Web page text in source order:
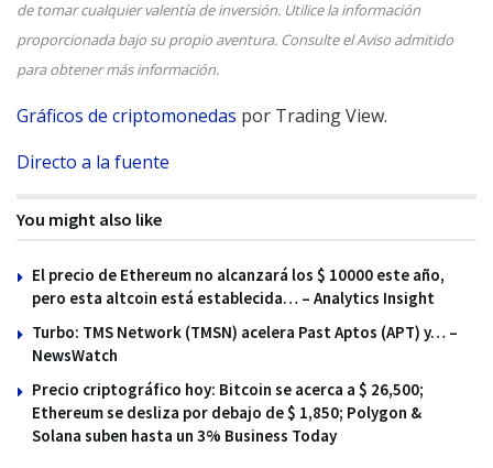
de tomar cualquier valentía de inversión. Utilice la información
proporcionada bajo su propio aventura. Consulte el Aviso admitido
para obtener más información.
Gráficos de criptomonedas por Trading View.
Directo a la fuente
You might also like
El precio de Ethereum no alcanzará los $ 10000 este año,
pero esta altcoin está establecida… – Analytics Insight
Turbo: TMS Network (TMSN) acelera Past Aptos (APT) y… –
NewsWatch
Precio criptográfico hoy: Bitcoin se acerca a $ 26,500;
Ethereum se desliza por debajo de $ 1,850; Polygon &
Solana suben hasta un 3% Business Today